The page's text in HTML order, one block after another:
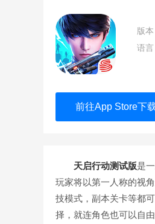
版本
语言
前往App Store下
天启行动测试版是
玩家将以第一人称的视
技模式，副本关卡等都
择，就连角色也可以自